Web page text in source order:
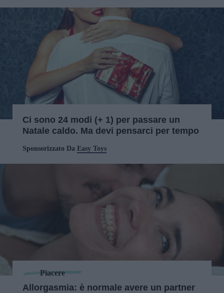
Ci sono 24 modi (+ 1) per passare un
Natale caldo. Ma devi pensarci per tempo
Sponsorizzato Da Easy Toys
Piacere
Allorgasmia: è normale avere un partner